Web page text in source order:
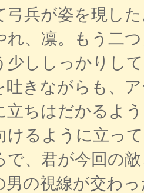
兵が姿を現した
れ、凛。もう二
少ししっかりし
きながらも、
立ちはだかるよ
けるように立っ
で、君が今回の
の視線が交わっ